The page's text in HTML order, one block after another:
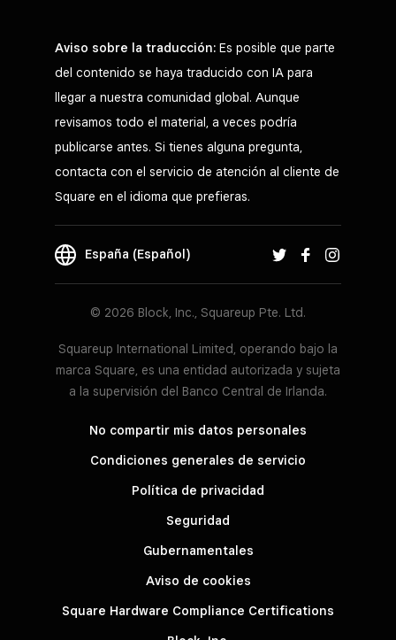
Aviso sobre la traducción: Es posible que parte
del contenido se haya traducido con IA para
llegar a nuestra comunidad global. Aunque
revisamos todo el material, a veces podría
publicarse antes. Si tienes alguna pregunta,
contacta con el servicio de atención al cliente de
Square en el idioma que prefieras.
España (Español)
© 2026 Block, Inc., Squareup Pte. Ltd.
Squareup International Limited, operando bajo la
marca Square, es una entidad autorizada y sujeta
a la supervisión del Banco Central de Irlanda.
No compartir mis datos personales
Condiciones generales de servicio
Política de privacidad
Seguridad
Gubernamentales
Aviso de cookies
Square Hardware Compliance Certifications